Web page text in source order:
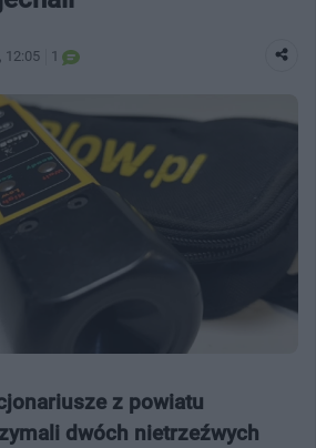
12:05 1
z powiatu
dwóch nietrzeźwych